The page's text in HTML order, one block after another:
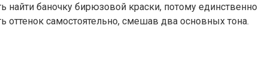
найти баночку бирюзовой краски, потому единственно
самостоятельно, смешав два основных тона.